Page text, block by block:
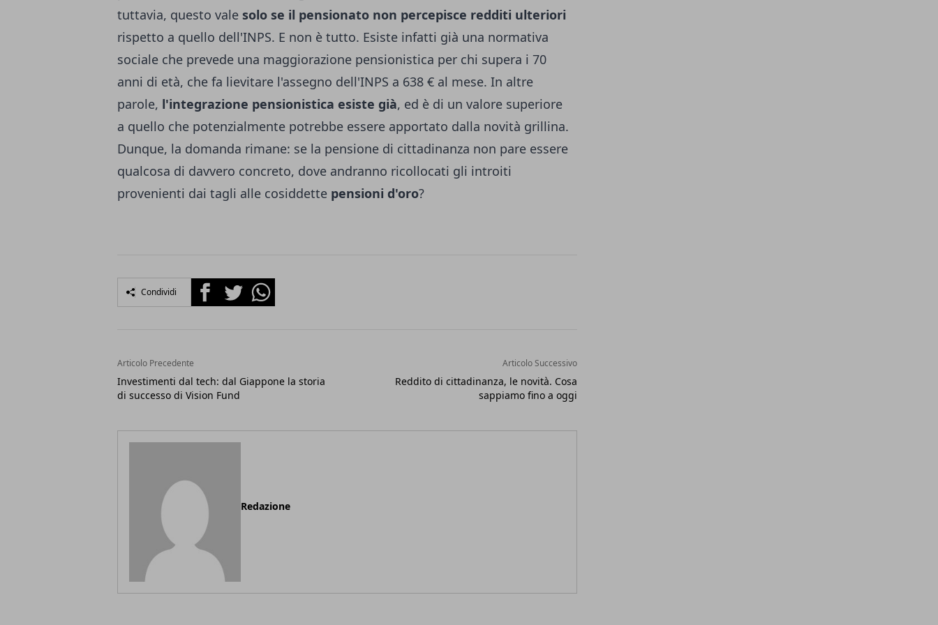
tuttavia, questo vale solo se il pensionato non percepisce redditi ulteriori
rispetto a quello dell'INPS. E non è tutto. Esiste infatti già una normativa
sociale che prevede una maggiorazione pensionistica per chi supera i 70
anni di età, che fa lievitare l'assegno dell'INPS a 638 € al mese. In altre
parole, l'integrazione pensionistica esiste già, ed è di un valore superiore
a quello che potenzialmente potrebbe essere apportato dalla novità grillina.
Dunque, la domanda rimane: se la pensione di cittadinanza non pare essere
qualcosa di davvero concreto, dove andranno ricollocati gli introiti
provenienti dai tagli alle cosiddette pensioni d'oro?
Condividi FacebookTwitterWhatsapp
Articolo Precedente
Investimenti dal tech: dal Giappone la storia
di successo di Vision Fund
Articolo Successivo
Reddito di cittadinanza, le novità. Cosa
sappiamo fino a oggi
Redazione